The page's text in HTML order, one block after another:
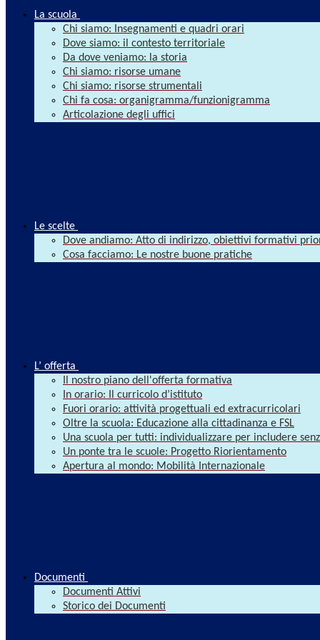
La scuola
Chi siamo: Insegnamenti e quadri orari
Dove siamo: il contesto territoriale
Da dove veniamo: la storia
Chi siamo: risorse umane
Chi siamo: risorse strumentali
Chi fa cosa: organigramma/funzionigramma
Articolazione degli uffici
Le scelte
Dove andiamo: Atto di indirizzo, obiettivi formativi
Cosa facciamo: Le nostre buone pratiche
L’ offerta
Il nostro piano dell'offerta formativa
In orario: Il curricolo d’istituto
Fuori orario: attività progettuali ed extracurricolari
Oltre la scuola: Educazione alla cittadinanza e FSL
Una scuola per tutti: individualizzare per includere
Un ponte tra le scuole: Progetto Riorientamento
Apertura al mondo: Mobilità Internazionale
Documenti
Documenti Attivi
Storico dei Documenti